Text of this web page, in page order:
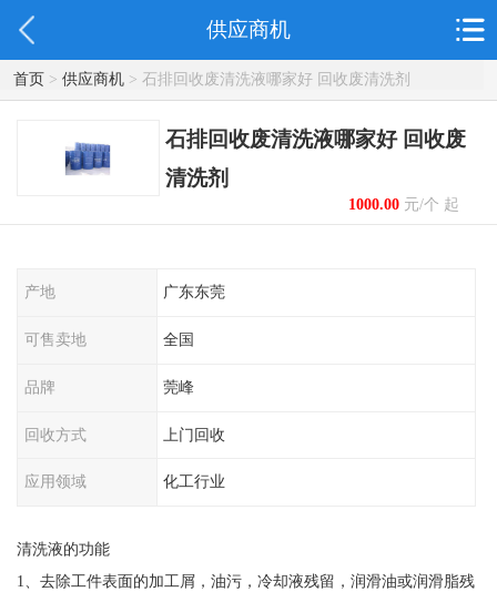
供应商机
首页> 供应商机> 石排回收废清洗液哪家好 回收废清洗剂
石排回收废清洗液哪家好 回收废
清洗剂
1000.00元/个 起
产地 广东东莞
可售卖地 全国
品牌 莞峰
回收方式 上门回收
应用领域 化工行业
清洗液的功能
1、去除工件表面的加工屑，油污，冷却液残留，润滑油或润滑脂残